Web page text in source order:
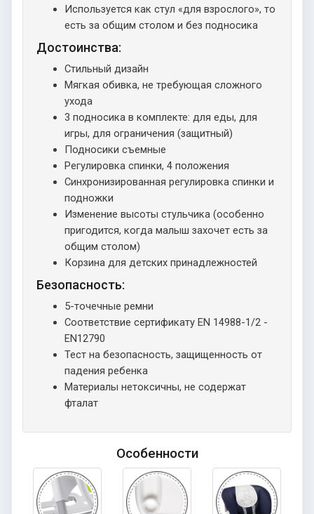
Используется как стул «для взрослого», то
есть за общим столом и без подносика
Достоинства:
Стильный дизайн
Мягкая обивка, не требующая сложного
ухода
3 подносика в комплекте: для еды, для
игры, для ограничения (защитный)
Подносики съемные
Регулировка спинки, 4 положения
Синхронизированная регулировка спинки и
подножки
Изменение высоты стульчика (особенно
пригодится, когда малыш захочет есть за
общим столом)
Корзина для детских принадлежностей
Безопасность:
5-точечные ремни
Соответствие сертификату EN 14988-1/2 -
EN12790
Тест на безопасность, защищенность от
падения ребенка
Материалы нетоксичны, не содержат
фталат
Особенности